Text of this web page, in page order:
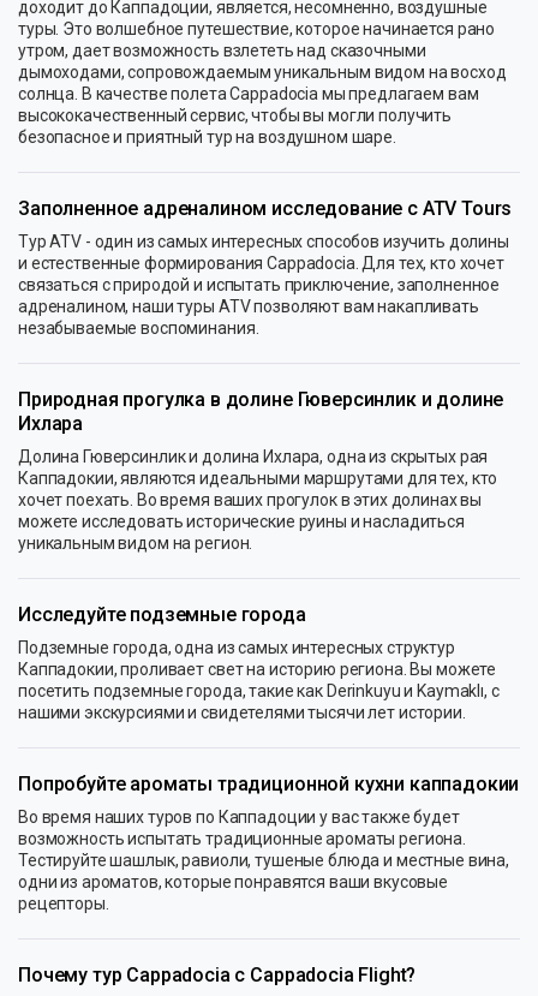
доходит до Каппадоции, является, несомненно, воздушные
туры. Это волшебное путешествие, которое начинается рано
утром, дает возможность взлететь над сказочными
дымоходами, сопровождаемым уникальным видом на восход
солнца. В качестве полета Cappadocia мы предлагаем вам
высококачественный сервис, чтобы вы могли получить
безопасное и приятный тур на воздушном шаре.
Заполненное адреналином исследование с ATV Tours
Тур ATV - один из самых интересных способов изучить долины
и естественные формирования Cappadocia. Для тех, кто хочет
связаться с природой и испытать приключение, заполненное
адреналином, наши туры ATV позволяют вам накапливать
незабываемые воспоминания.
Природная прогулка в долине Гюверсинлик и долине
Ихлара
Долина Гюверсинлик и долина Ихлара, одна из скрытых рая
Каппадокии, являются идеальными маршрутами для тех, кто
хочет поехать. Во время ваших прогулок в этих долинах вы
можете исследовать исторические руины и насладиться
уникальным видом на регион.
Исследуйте подземные города
Подземные города, одна из самых интересных структур
Каппадокии, проливает свет на историю региона. Вы можете
посетить подземные города, такие как Derinkuyu и Kaymaklı, с
нашими экскурсиями и свидетелями тысячи лет истории.
Попробуйте ароматы традиционной кухни каппадокии
Во время наших туров по Каппадоции у вас также будет
возможность испытать традиционные ароматы региона.
Тестируйте шашлык, равиоли, тушеные блюда и местные вина,
одни из ароматов, которые понравятся ваши вкусовые
рецепторы.
Почему тур Cappadocia с Cappadocia Flight?